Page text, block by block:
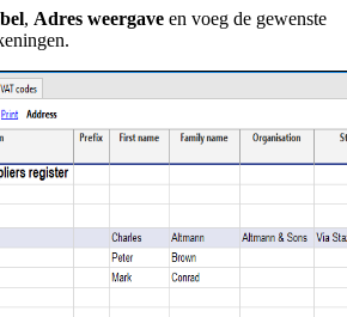
, Adres weergave en voeg de gewenste